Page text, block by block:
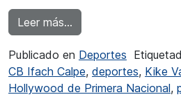
Leer más…
Publicado en Deportes
CB Ifach Calpe, deportes, Kike
Hollywood de Primera Nacional,